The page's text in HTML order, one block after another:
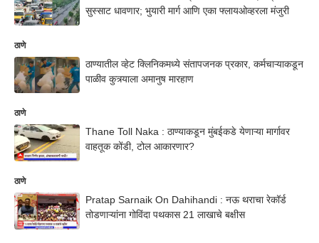
सुस्साट धावणार; भुयारी मार्ग आणि एका फ्लायओव्हरला मंजुरी
ठाणे
ठाण्यातील व्हेट क्लिनिकमध्ये संतापजनक प्रकार, कर्मचाऱ्याकडून
पाळीव कुत्र्याला अमानुष मारहाण
ठाणे
Thane Toll Naka : ठाण्याकडून मुंबईकडे येणाऱ्या मार्गावर
वाहतूक कोंडी, टोल आकारणार?
ठाणे
Pratap Sarnaik On Dahihandi : नऊ थराचा रेकॉर्ड
तोडणाऱ्यांना गोविंदा पथकास 21 लाखाचे बक्षीस